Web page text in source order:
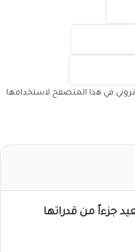
في هذا المتصفح لاستخدامها
جزءاً من قدراتها